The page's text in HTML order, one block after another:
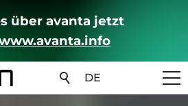
über avanta jetzt
DE